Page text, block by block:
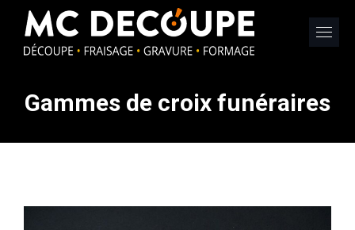
Gammes de croix funéraires
Vous êtes ici :